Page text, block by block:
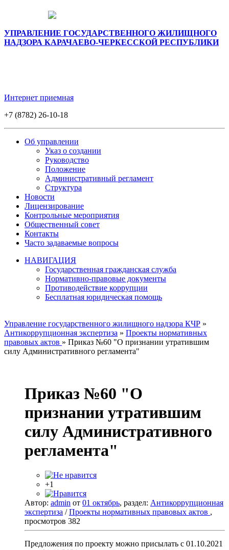
УПРАВЛЕНИЕ ГОСУДАРСТВЕННОГО ЖИЛИЩНОГО
НАДЗОРА КАРАЧАЕВО-ЧЕРКЕССКОЙ РЕСПУБЛИКИ
Интернет приемная
+7 (8782) 26-10-18
Об управлении
Указ о создании
Руководство
Положение
Административный регламент
Структура
Новости
Лицензирование
Контрольные мероприятия
Общественный совет
Контакты
Часто задаваемые вопросы
НАВИГАЦИЯ
Государственная гражданская служба
Нормативно-правовые документы
Противодействие коррупции
Бесплатная юридическая помощь
Управление государственного жилищного надзора КЧР »
Антикоррупционная экспертиза » Проекты нормативных
правовых актов » Приказ №60 "О признании утратившим
силу Административного регламента"
Приказ №60 "О
признании утратившим
силу Административного
регламента"
+1
Автор: admin от 01 октябрь, раздел: Антикоррупционная
экспертиза /Проекты нормативных правовых актов ,
просмотров 382
Предложения по проекту можно присылать с 01.10.2021